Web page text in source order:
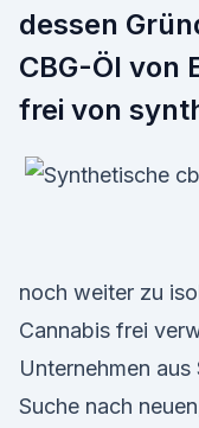
dessen
CBG-Öl von
frei von
noch weiter zu
Cannabis frei
Unternehmen
Suche nach